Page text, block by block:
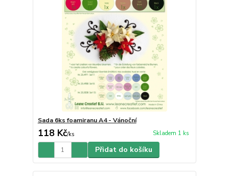
Sada 6ks foamiranu A4 - Vánoční
118 Kč/ks Skladem 1 ks
Přidat do košíku